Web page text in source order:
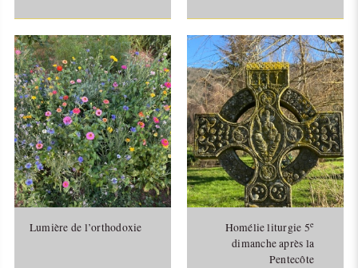
Lumière de l’orthodoxie Homélie liturgie 5e
dimanche après la
Pentecôte